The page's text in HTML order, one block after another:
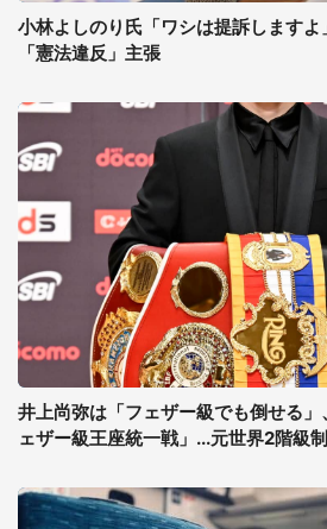
小林よしのり氏「ワシは提訴します
「憲法違反」主張
井上尚弥は「フェザー級でも倒せる
ェザー級王座統一戦」...元世界2階級